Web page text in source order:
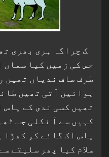
اک چراگہ ہری بھری
جس کی زمیں کیا سماں
طرف صاف ندیاں تھیں
ہوائیں آتی تھیں
تھیں کسی ندی کے
کہیں سے آ نکلی جب
پاس اک گائے کو
سلام کیا پھر سلیقے